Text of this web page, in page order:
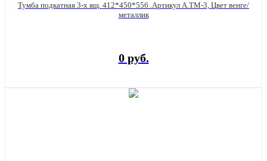
Тумба подкатная 3-х ящ. 412*450*556 .Артикул А.ТМ-3, Цвет венге/
металлик
0 руб.